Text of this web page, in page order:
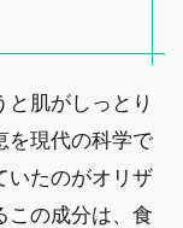
肌がしっとり
を現代の科学で
いたのがオリザ
この成分は、食